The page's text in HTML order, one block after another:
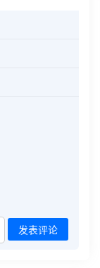
发表评论